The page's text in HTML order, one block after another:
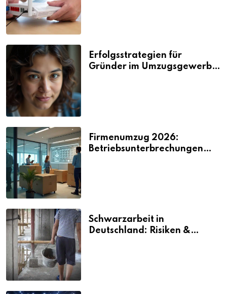
Erfolgsstrategien für
Gründer im Umzugsgewerbe
Firmenumzug 2026:
Betriebsunterbrechungen
Schwarzarbeit in
Deutschland: Risiken &